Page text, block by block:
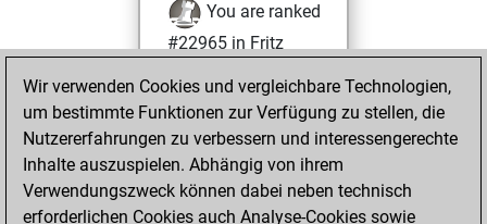
You are ranked
#22965 in Fritz
Dienstag, Mai 13,
2025
You achieved a
BeautyScore of 1
Wir verwenden Cookies und vergleichbare Technologien,
um bestimmte Funktionen zur Verfügung zu stellen, die
Nutzererfahrungen zu verbessern und interessengerechte
Inhalte auszuspielen. Abhängig von ihrem
Verwendungszweck können dabei neben technisch
erforderlichen Cookies auch Analyse-Cookies sowie